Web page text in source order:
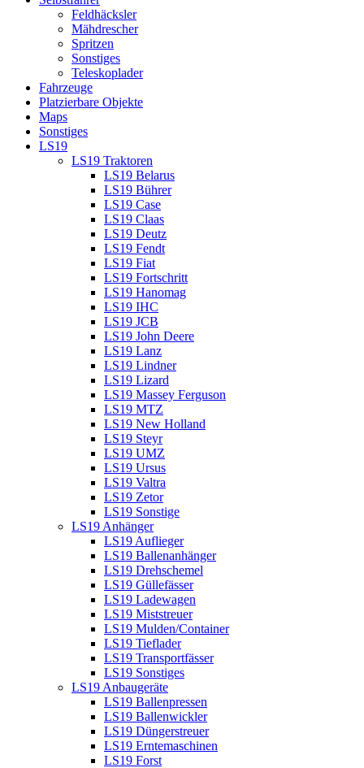
Feldhäcksler
Mähdrescher
Spritzen
Sonstiges
Teleskoplader
Fahrzeuge
Platzierbare Objekte
Maps
Sonstiges
LS19
LS19 Traktoren
LS19 Belarus
LS19 Bührer
LS19 Case
LS19 Claas
LS19 Deutz
LS19 Fendt
LS19 Fiat
LS19 Fortschritt
LS19 Hanomag
LS19 IHC
LS19 JCB
LS19 John Deere
LS19 Lanz
LS19 Lindner
LS19 Lizard
LS19 Massey Ferguson
LS19 MTZ
LS19 New Holland
LS19 Steyr
LS19 UMZ
LS19 Ursus
LS19 Valtra
LS19 Zetor
LS19 Sonstige
LS19 Anhänger
LS19 Auflieger
LS19 Ballenanhänger
LS19 Drehschemel
LS19 Güllefässer
LS19 Ladewagen
LS19 Miststreuer
LS19 Mulden/Container
LS19 Tieflader
LS19 Transportfässer
LS19 Sonstiges
LS19 Anbaugeräte
LS19 Ballenpressen
LS19 Ballenwickler
LS19 Düngerstreuer
LS19 Erntemaschinen
LS19 Forst